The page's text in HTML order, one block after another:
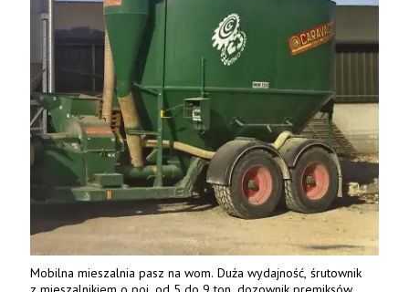
Mobilna mieszalnia pasz na wom. Duża wydajność, śrutownik